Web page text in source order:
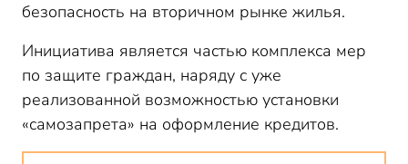
безопасность на вторичном рынке жилья.
Инициатива является частью комплекса мер
по защите граждан, наряду с уже
реализованной возможностью установки
«самозапрета» на оформление кредитов.